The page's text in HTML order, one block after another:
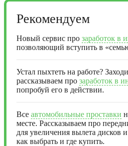
Рекомендуем
Новый сервис про заработок в
позволяющий вступить в
Устал пыхтеть на работе?
рассказываем про заработок в
попробуй его в действии.
Все автомобильные проставки
месте. Рассказываем про
для увеличения вылета дисков
как выбрать и где купить.